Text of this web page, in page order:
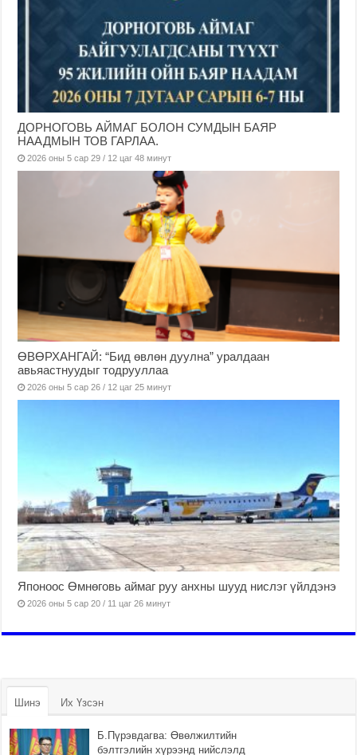
ДОРНОГОВЬ АЙМАГ БОЛОН СУМДЫН БАЯР
НААДМЫН ТОВ ГАРЛАА.
2026 оны 5 сар 29 / 12 цаг 48 минут
ӨВӨРХАНГАЙ: “Бид өвлөн дуулна” уралдаан
авьяастнуудыг тодрууллаа
2026 оны 5 сар 26 / 12 цаг 25 минут
Японоос Өмнөговь аймаг руу анхны шууд нислэг үйлдэнэ
2026 оны 5 сар 20 / 11 цаг 26 минут
Шинэ Их Үзсэн
Б.Пүрэвдагва: Өвөлжилтийн
бэлтгэлийн хүрээнд нийслэлд